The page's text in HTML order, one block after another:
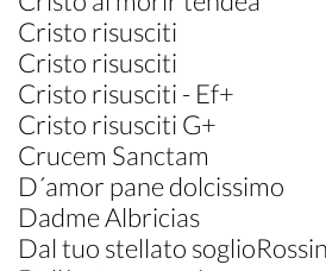
Cristo risusciti
Cristo risusciti
Cristo risusciti - Ef+
Cristo risusciti G+
Crucem Sanctam
D´amor pane dolcissimo
Dadme Albricias
Dal tuo stellato